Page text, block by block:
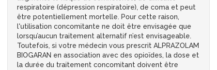
respiratoire (dépression respiratoire), de coma et peut
être potentiellement mortelle. Pour cette raison,
l'utilisation concomitante ne doit être envisagée que
lorsqu’aucun traitement alternatif n’est envisageable.
Toutefois, si votre médecin vous prescrit ALPRAZOLAM
BIOGARAN en association avec des opioïdes, la dose et
la durée du traitement concomitant doivent être